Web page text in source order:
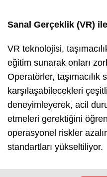
Sanal Gerçeklik (VR)
VR teknolojisi,
eğitim sunarak onları
Operatörler, taşımacılık
karşılaşabilecekleri
deneyimleyerek, acil
etmeleri gerektiğini
operasyonel riskler
standartları yükseltiliyor.